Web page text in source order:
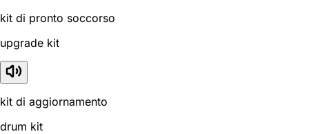
kit di pronto soccorso
upgrade kit
kit di aggiornamento
drum kit